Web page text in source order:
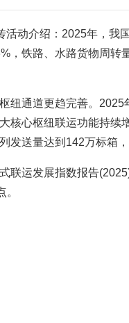
活动介绍：2025年，
，铁路、水路货物周转
纽通道更趋完善。
核心枢纽联运功能持续
发送量达到142万标箱
联运发展指数报告